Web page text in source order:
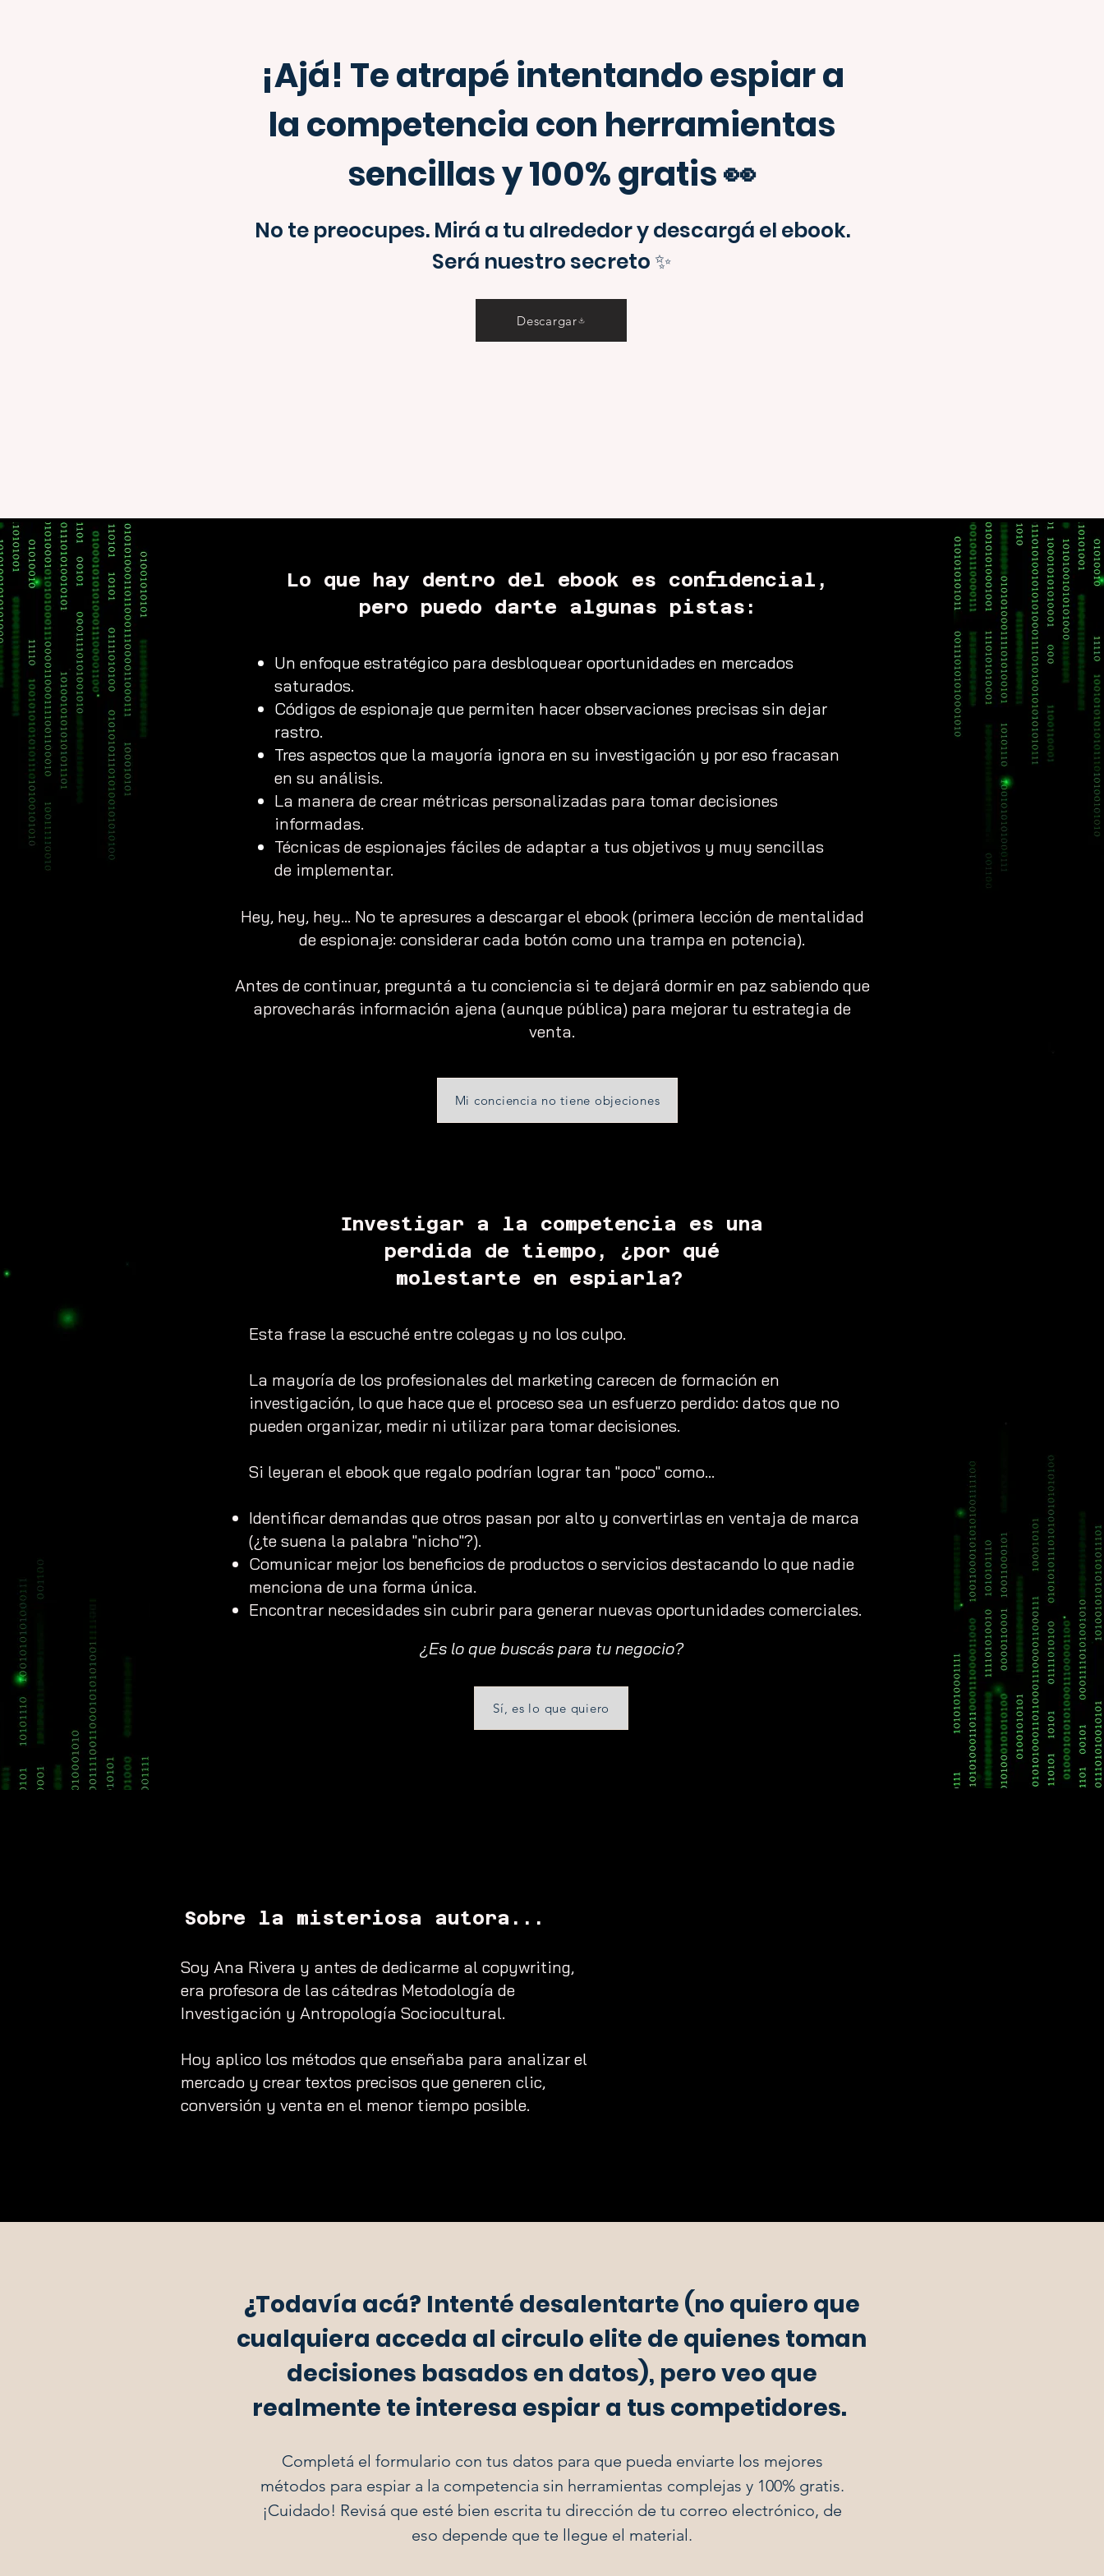
¡Ajá! Te atrapé intentando espiar a
la competencia con herramientas
sencillas y 100% gratis 👀
No te preocupes. Mirá a tu alrededor y descargá el ebook.
Será nuestro secreto ✨
Descargar
Lo que hay dentro del ebook es confidencial,
pero puedo darte algunas pistas:
Un enfoque estratégico para desbloquear oportunidades en mercados
saturados.
Códigos de espionaje que permiten hacer observaciones precisas sin dejar
rastro.
Tres aspectos que la mayoría ignora en su investigación y por eso fracasan
en su análisis.
La manera de crear métricas personalizadas para tomar decisiones
informadas.
Técnicas de espionajes fáciles de adaptar a tus objetivos y muy sencillas
de implementar.
Hey, hey, hey... No te apresures a descargar el ebook (primera lección de mentalidad
de espionaje: considerar cada botón como una trampa en potencia).
Antes de continuar, preguntá a tu conciencia si te dejará dormir en paz sabiendo que
aprovecharás información ajena (aunque pública) para mejorar tu estrategia de
venta.
Mi conciencia no tiene objeciones
Investigar a la competencia es una
perdida de tiempo, ¿por qué
molestarte en espiarla?
Esta frase la escuché entre colegas y no los culpo.
La mayoría de los profesionales del marketing carecen de formación en
investigación, lo que hace que el proceso sea un esfuerzo perdido: datos que no
pueden organizar, medir ni utilizar para tomar decisiones.
Si leyeran el ebook que regalo podrían lograr tan "poco" como...
​Identificar demandas que otros pasan por alto y convertirlas en ventaja de marca
(¿te suena la palabra "nicho"?).
Comunicar mejor los beneficios de productos o servicios destacando lo que nadie
menciona de una forma única.
Encontrar necesidades sin cubrir para generar nuevas oportunidades comerciales.
¿Es lo que buscás para tu negocio?
Sí, es lo que quiero
Sobre la misteriosa autora...
Soy Ana Rivera y antes de dedicarme al copywriting,
era profesora de las cátedras Metodología de
Investigación y Antropología Sociocultural.
Hoy aplico los métodos que enseñaba para analizar el
mercado y crear textos precisos que generen clic,
conversión y venta en el menor tiempo posible.
¿Todavía acá? Intenté desalentarte (no quiero que
cualquiera acceda al circulo elite de quienes toman
decisiones basados en datos), pero veo que
realmente te interesa espiar a tus competidores.
Completá el formulario con tus datos para que pueda enviarte los mejores
métodos para espiar a la competencia sin herramientas complejas y 100% gratis.
¡Cuidado! Revisá que esté bien escrita tu dirección de tu correo electrónico, de
eso depende que te llegue el material.